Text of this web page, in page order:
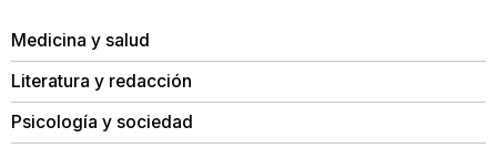
Medicina y salud
Literatura y redacción
Psicología y sociedad